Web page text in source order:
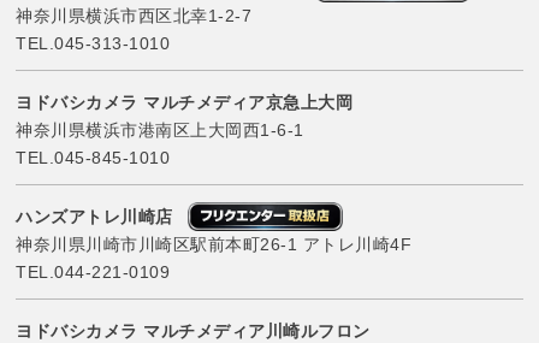
神奈川県横浜市西区北幸1-2-7
TEL.045-313-1010
ヨドバシカメラ マルチメディア京急上大岡
神奈川県横浜市港南区上大岡西1-6-1
TEL.045-845-1010
ハンズアトレ川崎店
神奈川県川崎市川崎区駅前本町26-1 アトレ川崎4F
TEL.044-221-0109
ヨドバシカメラ マルチメディア川崎ルフロン